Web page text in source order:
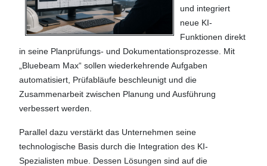
und integriert
neue KI-
Funktionen direkt
in seine Planprüfungs- und Dokumentationsprozesse. Mit
„Bluebeam Max“ sollen wiederkehrende Aufgaben
automatisiert, Prüfabläufe beschleunigt und die
Zusammenarbeit zwischen Planung und Ausführung
verbessert werden.
Parallel dazu verstärkt das Unternehmen seine
technologische Basis durch die Integration des KI-
Spezialisten mbue. Dessen Lösungen sind auf die